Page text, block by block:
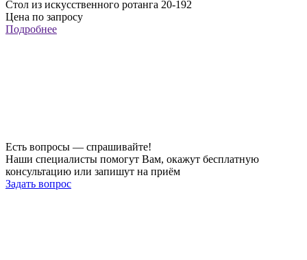
Стол из искусственного ротанга 20-192
Цена по запросу
Подробнее
Есть вопросы — спрашивайте!
Наши специалисты помогут Вам, окажут бесплатную
консультацию или запишут на приём
Задать вопрос